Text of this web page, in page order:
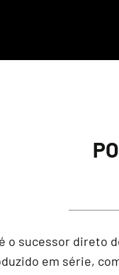
o sucessor direto
em série,